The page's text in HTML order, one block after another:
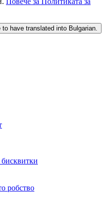
have translated into Bulgarian.
робство